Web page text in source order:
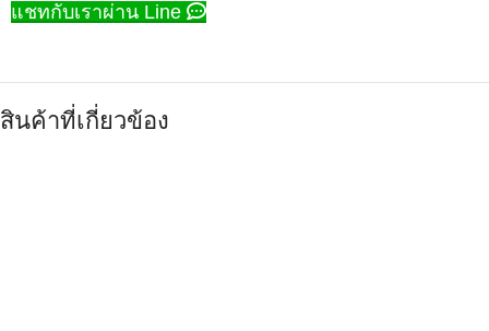
แชทกับเราผ่าน Line
สินค้าที่เกี่ยวข้อง